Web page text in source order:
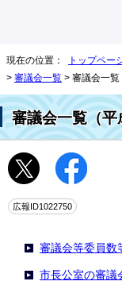
現在の位置： トップペー
> 審議会一覧 > 審議会一覧
審議会一覧（平
広報ID1022750
審議会等委員数
市長公室の審議